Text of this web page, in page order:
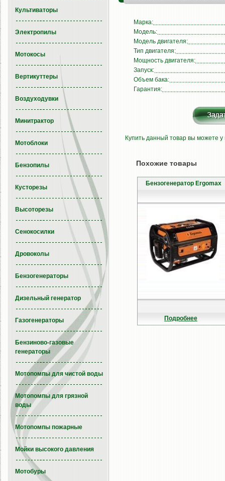
Марка:
Модель:
Модель двигателя:
Тип двигателя:
Мощность двигателя:
Запуск:
Объем бака:
Гарантия:
Купить данный товар вы можете
Похожие товары
Бензогенератор Ergomax
Подробнее
Культиваторы
Электропилы
Мотокосы
Вертикуттеры
Воздуходувки
Минитрактор
Мотоблоки
Бензопилы
Кусторезы
Высоторезы
Сенокосилки
Дровоколы
Бензогенераторы
Дизельный генератор
Газогенераторы
Бензиново-газовые
генераторы
Мотопомпы для чистой воды
Мотопомпы для грязной
воды
Мотопомпы пожарные
Мойки высокого давления
Мотобуры